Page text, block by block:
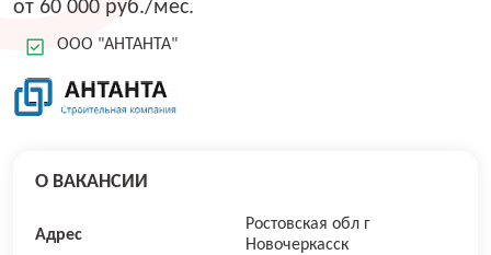
от 60 000 руб./мес.
ООО "АНТАНТА"
О ВАКАНСИИ
Адрес
Ростовская обл г
Новочеркасск